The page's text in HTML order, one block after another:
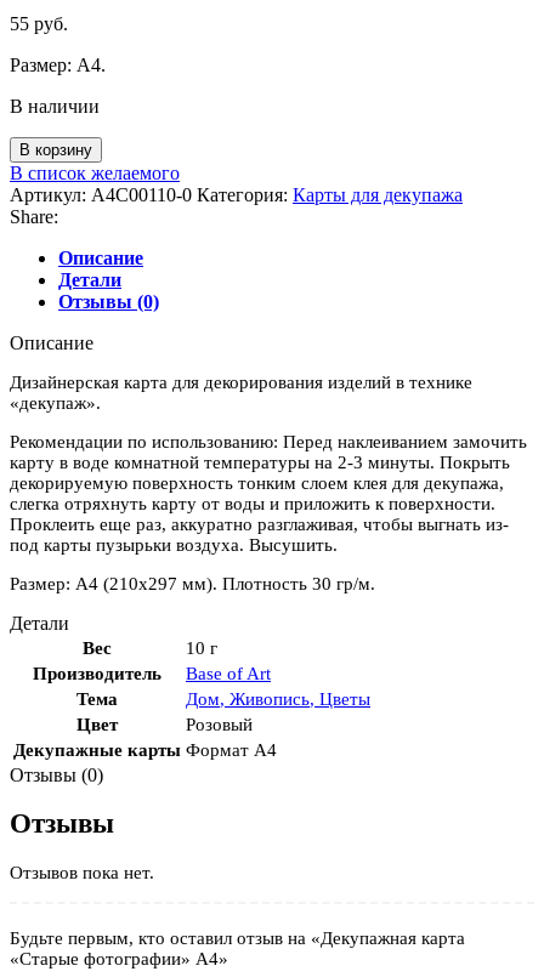
55 руб.
Размер: А4.
В наличии
Количество
товара
Декупажная
карта
фотографии"
В корзину
В список желаемого
Артикул: A4C00110-0 Категория: Карты для декупажа
Share:
Описание
Детали
Отзывы (0)
Описание
Дизайнерская карта для декорирования изделий в технике
«декупаж».
Рекомендации по использованию: Перед наклеиванием замочить
карту в воде комнатной температуры на 2-3 минуты. Покрыть
декорируемую поверхность тонким слоем клея для декупажа,
слегка отряхнуть карту от воды и приложить к поверхности.
Проклеить еще раз, аккуратно разглаживая, чтобы выгнать из-
под карты пузырьки воздуха. Высушить.
Размер: А4 (210х297 мм). Плотность 30 гр/м.
Детали
Вес
10 г
Производитель
Base of Art
Тема
Дом, Живопись, Цветы
Цвет
Розовый
Декупажные карты Формат А4
Отзывы (0)
Отзывы
Отзывов пока нет.
Будьте первым, кто оставил отзыв на «Декупажная карта
«Старые фотографии» А4»